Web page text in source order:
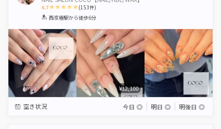
4.7
1 2 3 4 5
(153件)
西京極駅から徒歩6分
¥12,100
空き状況 今日 ◎ 明日 ◎ 明後日 ◎